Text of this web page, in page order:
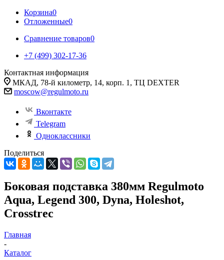
Корзина0
Отложенные0
Сравнение товаров0
+7 (499) 302-17-36
Контактная информация
МКАД, 78-й километр, 14, корп. 1, ТЦ DEXTER
moscow@regulmoto.ru
Вконтакте
Telegram
Одноклассники
Поделиться
Боковая подставка 380мм Regulmoto
Aqua, Legend 300, Dyna, Holeshot,
Crosstrec
Главная
-
Каталог